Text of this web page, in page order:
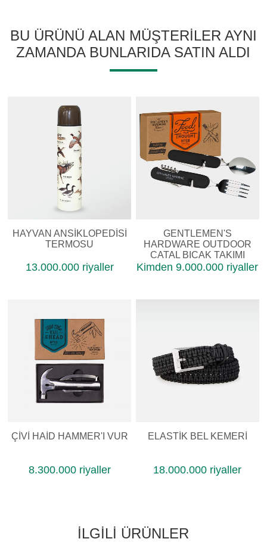
BU ÜRÜNÜ ALAN MÜŞTERILER AYNI
ZAMANDA BUNLARIDA SATIN ALDI
HAYVAN ANSIKLOPEDISI
TERMOSU
13.000.000 riyaller
GENTLEMEN'S
HARDWARE OUTDOOR
ÇATAL BIÇAK TAKIMI
Kimden 9.000.000 riyaller
ÇIVI HAID HAMMER'I VUR
8.300.000 riyaller
ELASTIK BEL KEMERI
18.000.000 riyaller
İLGILI ÜRÜNLER